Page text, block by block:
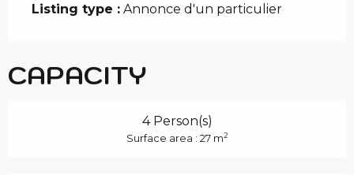
Listing type : Annonce d'un particulier
CAPACITY
4 Person(s)
Surface area : 27 m2